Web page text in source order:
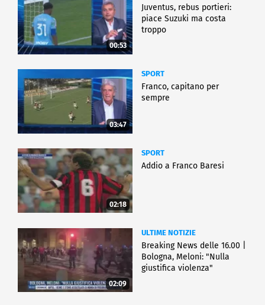
00:53
Juventus, rebus portieri:
piace Suzuki ma costa
troppo
03:47
SPORT
Franco, capitano per
sempre
02:18
SPORT
Addio a Franco Baresi
02:09
ULTIME NOTIZIE
Breaking News delle 16.00 |
Bologna, Meloni: "Nulla
giustifica violenza"